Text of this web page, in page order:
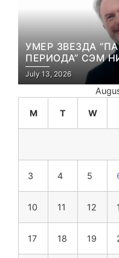
УМЕР ЗВЕЗДА
ПЕРИОДА” СЭМ
July 13, 2026
M T W
3 4 5
10 11 12
17 18 19